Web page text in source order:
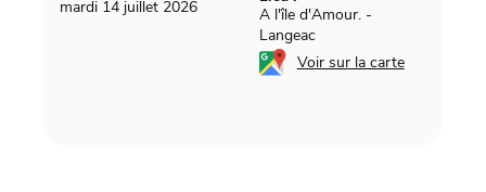
mardi 14 juillet 2026
A l'île d'Amour. -
Langeac
Voir sur la carte